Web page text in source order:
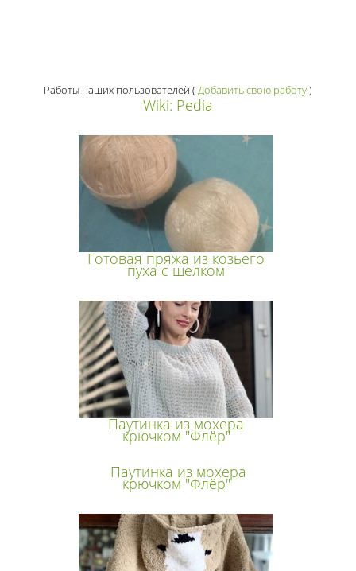
Работы наших пользователей ( Добавить свою работу)
Wiki: Pedia
Готовая пряжа из козьего
пуха с шелком
Паутинка из мохера
крючком "Флёр"
Паутинка из мохера
крючком "Флёр"